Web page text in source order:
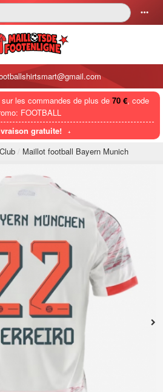
󰄒
les commandes de plus de 70 €, code
FOOTBALL
gratuite!
Club Maillot football Bayern Munich